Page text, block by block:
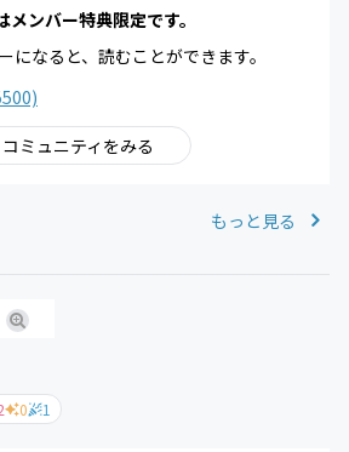
メンバー特典限定です。
になると、読むことができます。
コミュニティをみる
もっと見る
0 1